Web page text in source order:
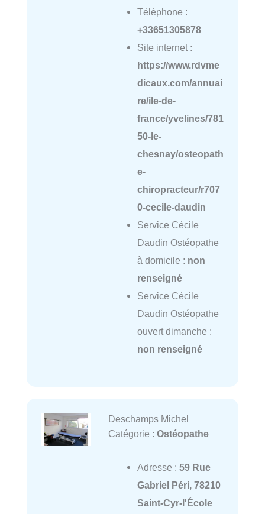
Téléphone :
+33651305878
Site internet :
https://www.rdvme
dicaux.com/annuai
re/ile-de-
france/yvelines/781
50-le-
chesnay/osteopath
e-
chiropracteur/r707
0-cecile-daudin
Service Cécile
Daudin Ostéopathe
à domicile : non
renseigné
Service Cécile
Daudin Ostéopathe
ouvert dimanche :
non renseigné
Deschamps Michel
Catégorie : Ostéopathe
Adresse : 59 Rue
Gabriel Péri, 78210
Saint-Cyr-l'École